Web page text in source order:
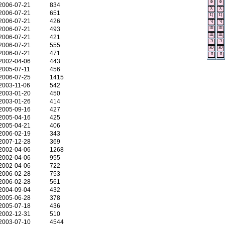
Ф
Х
Ц
Ч
Ш
Щ
Э
Ю
Я
Ф
Х
Ц
Ч
Ш
Щ
Э
Ю
Я
07-21
834
07-21
651
07-21
426
07-21
493
07-21
421
07-21
555
07-21
471
04-06
443
07-11
456
07-25
1415
11-06
542
01-20
450
01-26
414
09-16
427
04-16
425
04-21
406
02-19
343
12-28
369
04-06
1268
04-06
955
04-06
722
02-28
753
02-28
561
09-04
432
06-28
378
07-18
436
12-31
510
07-10 4544